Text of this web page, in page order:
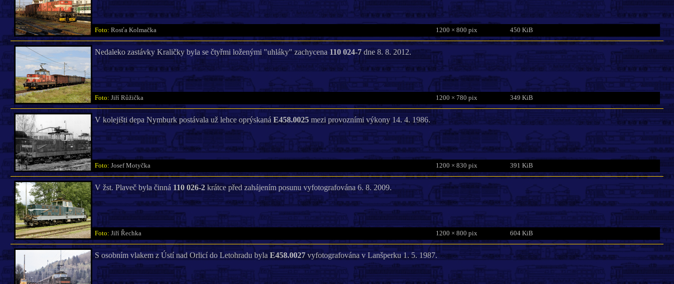
Foto: Rosťa Kolmačka 1200 × 800 pix 450 KiB
Nedaleko zastávky Kraličky byla se čtyřmi loženými "uhláky" zachycena 110 024-7dne 8. 8. 2012.
Foto: Jiří Růžička 1200 × 780 pix 349 KiB
V kolejišti depa Nymburk postávala už lehce oprýskaná E458.0025 mezi provozními výkony 14. 4. 1986.
Foto: Josef Motyčka 1200 × 830 pix 391 KiB
V žst. Plaveč byla činná 110 026-2 krátce před zahájením posunu vyfotografována 6. 8. 2009.
Foto: Jiří Řechka 1200 × 800 pix 604 KiB
S osobním vlakem z Ústí nad Orlicí do Letohradu byla E458.0027vyfotografována v Lanšperku 1. 5. 1987.